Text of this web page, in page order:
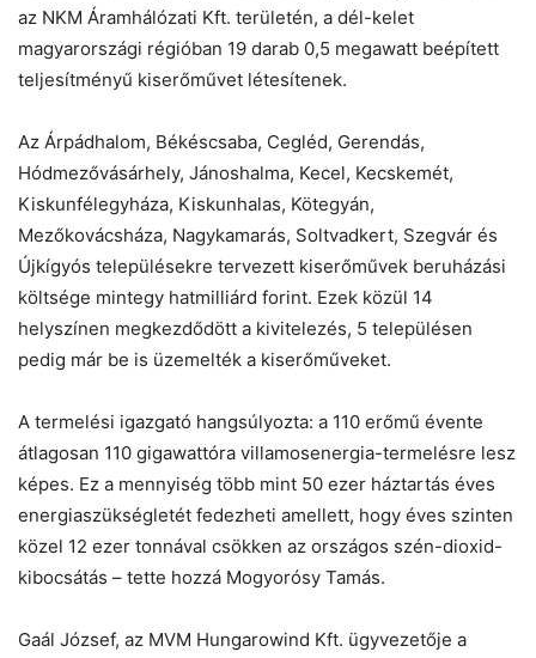
az NKM Áramhálózati Kft. területén, a dél-kelet
magyarországi régióban 19 darab 0,5 megawatt beépített
teljesítményű kiserőművet létesítenek.
Az Árpádhalom, Békéscsaba, Cegléd, Gerendás,
Hódmezővásárhely, Jánoshalma, Kecel, Kecskemét,
Kiskunfélegyháza, Kiskunhalas, Kötegyán,
Mezőkovácsháza, Nagykamarás, Soltvadkert, Szegvár és
Újkígyós településekre tervezett kiserőművek beruházási
költsége mintegy hatmilliárd forint. Ezek közül 14
helyszínen megkezdődött a kivitelezés, 5 településen
pedig már be is üzemelték a kiserőműveket.
A termelési igazgató hangsúlyozta: a 110 erőmű évente
átlagosan 110 gigawattóra villamosenergia-termelésre lesz
képes. Ez a mennyiség több mint 50 ezer háztartás éves
energiaszükségletét fedezheti amellett, hogy éves szinten
közel 12 ezer tonnával csökken az országos szén-dioxid-
kibocsátás – tette hozzá Mogyorósy Tamás.
Gaál József, az MVM Hungarowind Kft. ügyvezetője a
Helló! Miben segíthetek ma?